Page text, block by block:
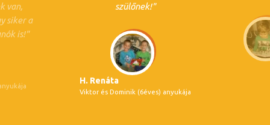
van,
siker a
is!
szülőnek!
H. Renáta
Viktor és Dominik (6éves) anyukája